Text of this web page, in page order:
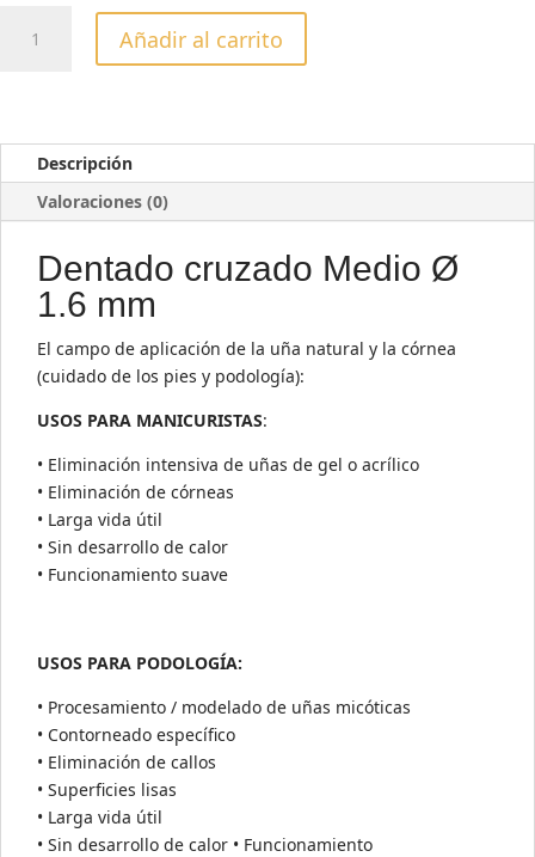
CARBURO
TUNGSTENO
CROSS
TEETH
cantidad
Añadir al carrito
Descripción
Valoraciones (0)
Dentado cruzado Medio Ø
1.6 mm
El campo de aplicación de la uña natural y la córnea
(cuidado de los pies y podología):
USOS PARA MANICURISTAS:
• Eliminación intensiva de uñas de gel o acrílico
• Eliminación de córneas
• Larga vida útil
• Sin desarrollo de calor
• Funcionamiento suave
USOS PARA PODOLOGÍA:
• Procesamiento / modelado de uñas micóticas
• Contorneado específico
• Eliminación de callos
• Superficies lisas
• Larga vida útil
• Sin desarrollo de calor • Funcionamiento